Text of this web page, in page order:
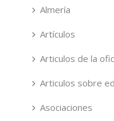
Almería
Artículos
Articulos de la
Articulos sobre
Asociaciones